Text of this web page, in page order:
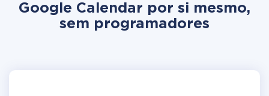
Google Calendar por si mesmo,
sem programadores